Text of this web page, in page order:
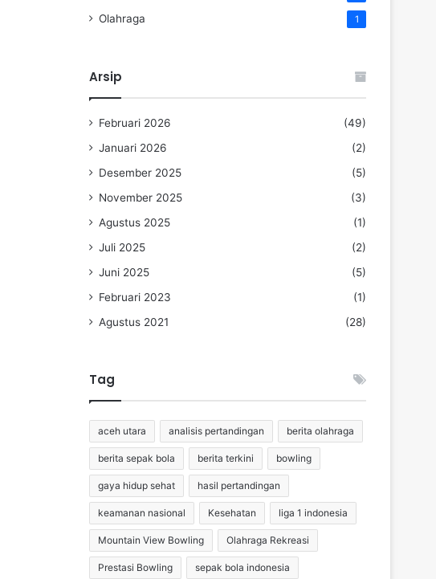
Olahraga 1
Arsip
Februari 2026
(49)
Januari 2026
(2)
Desember 2025
(5)
November 2025
(3)
Agustus 2025
(1)
Juli 2025
(2)
Juni 2025
(5)
Februari 2023
(1)
Agustus 2021
(28)
Tag
aceh utara analisis pertandingan berita olahraga
berita sepak bola berita terkini bowling
gaya hidup sehat hasil pertandingan
keamanan nasional Kesehatan liga 1 indonesia
Mountain View Bowling Olahraga Rekreasi
Prestasi Bowling sepak bola indonesia